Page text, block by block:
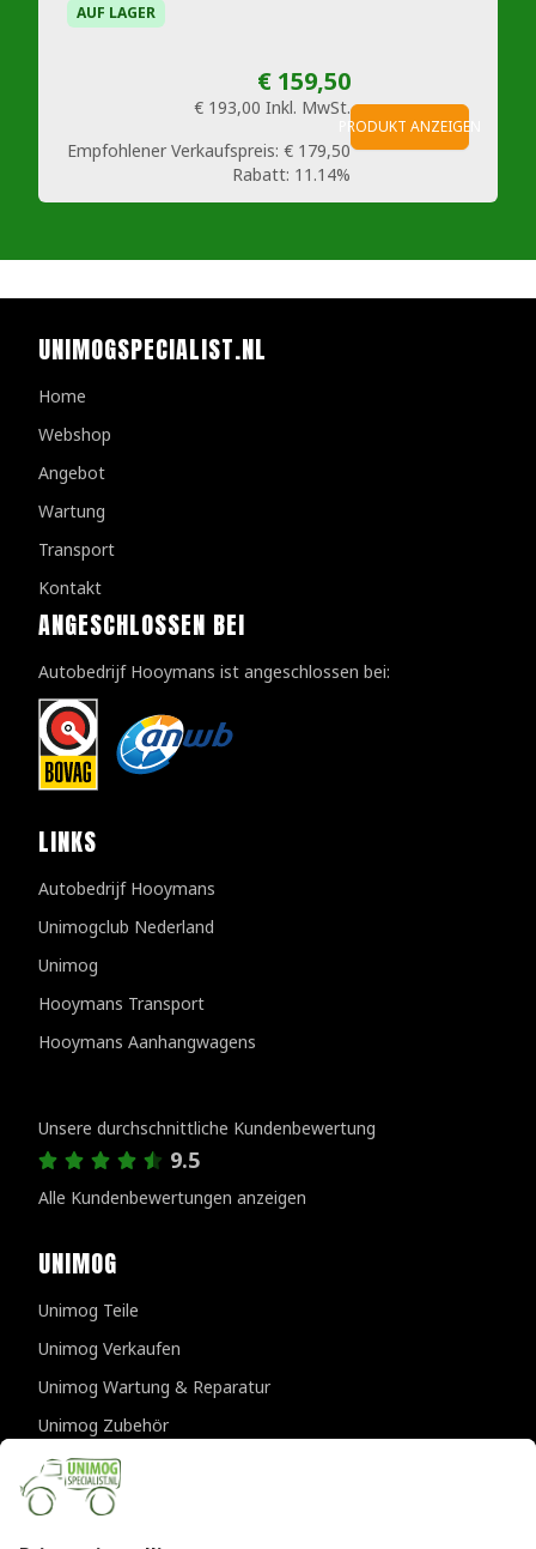
AUF LAGER
€ 159,50
€ 193,00 Inkl. MwSt.
Empfohlener Verkaufspreis: € 179,50
Rabatt: 11.14%
PRODUKT ANZEIGEN
UNIMOGSPECIALIST.NL
Home
Webshop
Angebot
Wartung
Transport
Kontakt
ANGESCHLOSSEN BEI
Autobedrijf Hooymans ist angeschlossen bei:
LINKS
Autobedrijf Hooymans
Unimogclub Nederland
Unimog
Hooymans Transport
Hooymans Aanhangwagens
Unsere durchschnittliche Kundenbewertung
9.5
Alle Kundenbewertungen anzeigen
UNIMOG
Unimog Teile
Unimog Verkaufen
Unimog Wartung & Reparatur
Unimog Zubehör
Unimog APK-prufungen
KONTAKTDATEN